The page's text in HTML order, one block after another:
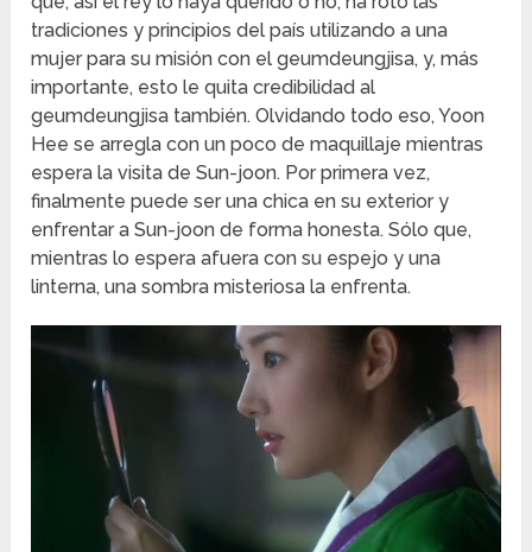
tradiciones y principios del país utilizando a una
mujer para su misión con el geumdeungjisa, y, más
importante, esto le quita credibilidad al
geumdeungjisa también. Olvidando todo eso, Yoon
Hee se arregla con un poco de maquillaje mientras
espera la visita de Sun-joon. Por primera vez,
finalmente puede ser una chica en su exterior y
enfrentar a Sun-joon de forma honesta. Sólo que,
mientras lo espera afuera con su espejo y una
linterna, una sombra misteriosa la enfrenta.